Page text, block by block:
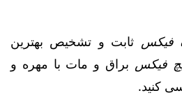
فیکس ثابت و تشخیص بهترین
فیکس براق و مات با مهره و
کنید.